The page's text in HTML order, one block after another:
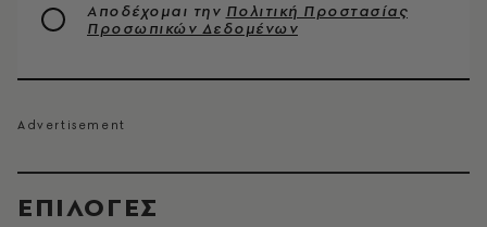
EΠΙΛΟΓΈΣ
Αποδέχομαι την Πολιτική Προστασίας
Προσωπικών Δεδομένων